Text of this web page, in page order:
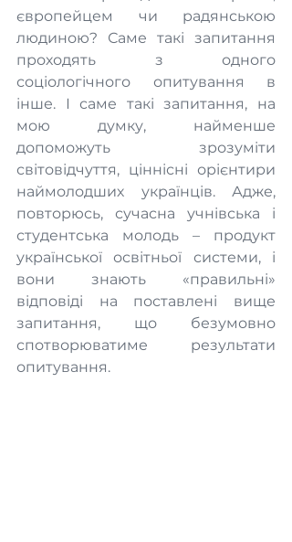
європейцем чи радянською
людиною? Саме такі запитання
проходять з одного
соціологічного опитування в
інше. І саме такі запитання, на
мою думку, найменше
допоможуть зрозуміти
світовідчуття, ціннісні орієнтири
наймолодших українців. Адже,
повторюсь, сучасна учнівська і
студентська молодь – продукт
української освітньої системи, і
вони знають «правильні»
відповіді на поставлені вище
запитання, що безумовно
спотворюватиме результати
опитування.